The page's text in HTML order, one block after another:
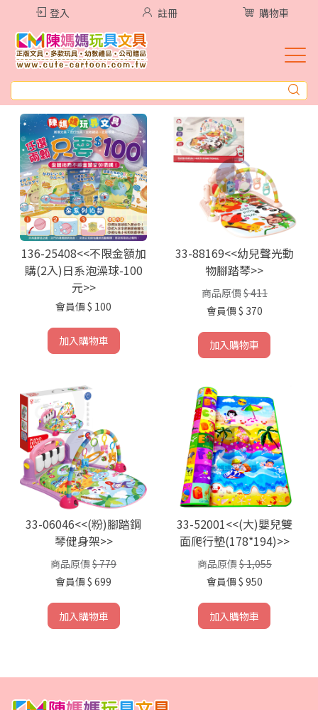
登入 註冊 購物車
136-25408<<不限金額加
購(2入)日系泡澡球-100
元>>
會員價 $ 100
加入購物車
33-88169<<幼兒聲光動
物腳踏琴>>
商品原價 $ 411
會員價 $ 370
加入購物車
33-06046<<(粉)腳踏鋼
琴健身架>>
商品原價 $ 779
會員價 $ 699
加入購物車
33-52001<<(大)嬰兒雙
面爬行墊(178*194)>>
商品原價 $ 1,055
會員價 $ 950
加入購物車